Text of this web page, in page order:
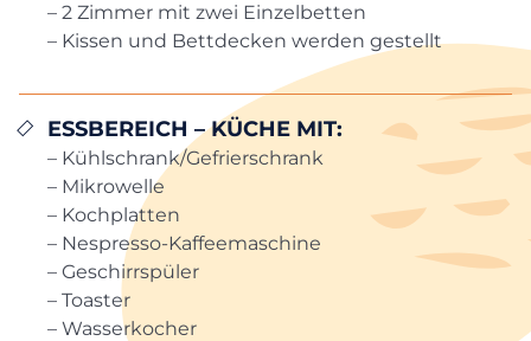
– 2 Zimmer mit zwei Einzelbetten
– Kissen und Bettdecken werden gestellt
ESSBEREICH – KÜCHE MIT:
– Kühlschrank/Gefrierschrank
– Mikrowelle
– Kochplatten
– Nespresso-Kaffeemaschine
– Geschirrspüler
– Toaster
– Wasserkocher